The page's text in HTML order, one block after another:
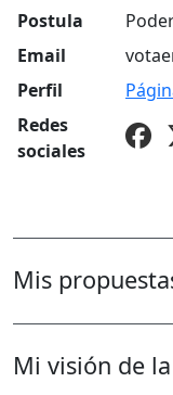
Postula
Email
Perfil
Redes
sociales
Mis
Mi visión de